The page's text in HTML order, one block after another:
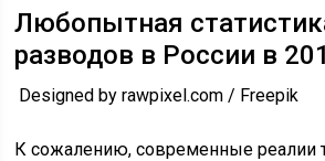
Любопытная
разводов в России в
Designed by rawpixel.com / Freepik
К сожалению, современные реалии